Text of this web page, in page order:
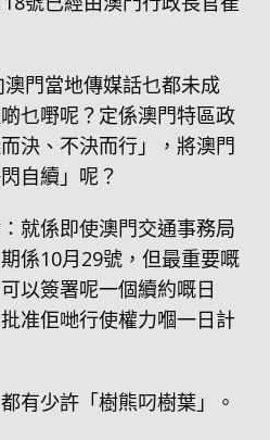
澳門當地傳媒話乜都未成
乜嘢呢？定係澳門特區政
決、不決而行」，將澳門
自續」呢？
就係即使澳門交通事務局
係10月29號，但最重要嘅
以簽署呢一個續約嘅日
准佢哋行使權力嗰一日計
有少許「樹熊叼樹葉」。